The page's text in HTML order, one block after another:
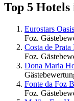
Top 5
Eurostars
Foz.
Costa de
Foz.
Dona Maria
Fonte da Foz
Foz.